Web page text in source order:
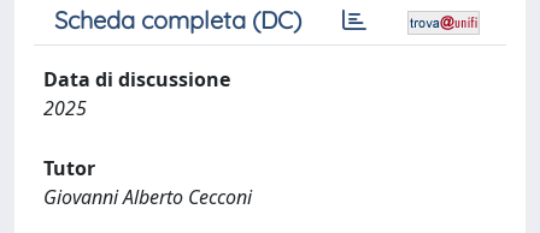
Scheda completa (DC)
Data di discussione
2025
Tutor
Giovanni Alberto Cecconi